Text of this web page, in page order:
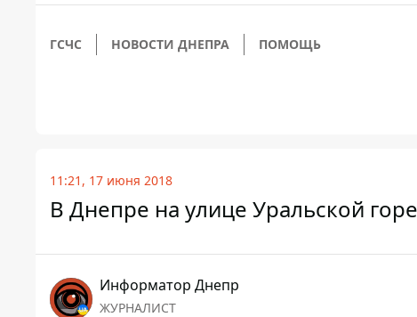
ГСЧС НОВОСТИ ДНЕПРА ПОМОЩЬ
11:21, 17 июня 2018
В Днепре на улице Уральской
Информатор Днепр
ЖУРНАЛИСТ